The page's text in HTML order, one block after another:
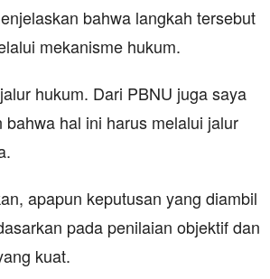
bahwa langkah tersebut
mekanisme hukum.
hukum. Dari PBNU juga saya
bahwa hal ini harus melalui jalur
apapun keputusan yang diambil
pada penilaian objektif dan
kuat.